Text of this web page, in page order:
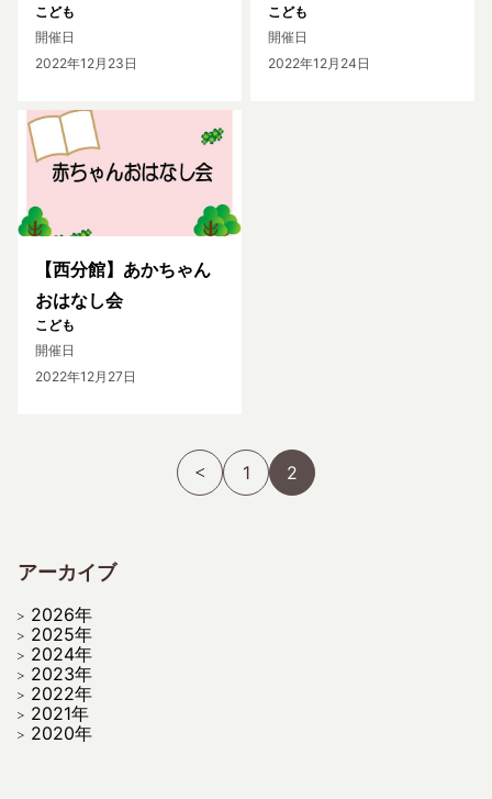
こども
開催日
2022年12月23日
こども
開催日
2022年12月24日
【西分館】あかちゃん
おはなし会
こども
開催日
2022年12月27日
1 2
アーカイブ
2026年
2025年
2024年
2023年
2022年
2021年
2020年